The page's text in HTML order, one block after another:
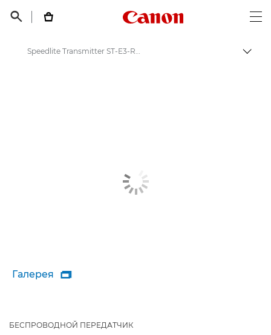
 
Canon Logo, back
Галерея 
БЕСПРОВОДНОЙ ПЕРЕДАТЧИК